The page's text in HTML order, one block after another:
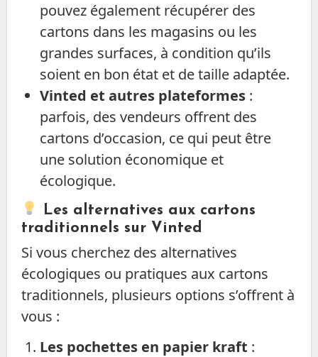
pouvez également récupérer des
cartons dans les magasins ou les
grandes surfaces, à condition qu’ils
soient en bon état et de taille adaptée.
Vinted et autres plateformes:
parfois, des vendeurs offrent des
cartons d’occasion, ce qui peut être
une solution économique et
écologique.
Les alternatives aux cartons
traditionnels sur Vinted
Si vous cherchez des alternatives
écologiques ou pratiques aux cartons
traditionnels, plusieurs options s’offrent à
vous :
Les pochettes en papier kraft :